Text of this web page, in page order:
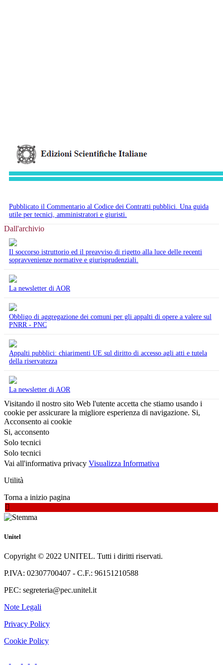
Pubblicato il Commentario al Codice dei Contratti pubblici. Una guida
utile per tecnici, amministratori e giuristi.
Dall'archivio
Il soccorso istruttorio ed il preavviso di rigetto alla luce delle recenti
sopravvenienze normative e giurisprudenziali.
La newsletter di AOR
Obbligo di aggregazione dei comuni per gli appalti di opere a valere sul
PNRR - PNC
Appalti pubblici: chiarimenti UE sul diritto di accesso agli atti e tutela
della riservatezza
La newsletter di AOR
Visitando il nostro sito Web l'utente accetta che stiamo usando i
cookie per assicurare la migliore esperienza di navigazione. Si,
Acconsento ai cookie
Si, acconsento
Solo tecnici
Solo tecnici
Vai all'informativa privacy Visualizza Informativa
Utilità
Torna a inizio pagina
Unitel
Copyright © 2022 UNITEL. Tutti i diritti riservati.
P.IVA: 02307700407 - C.F.: 96151210588
PEC: segreteria@pec.unitel.it
Note Legali
Privacy Policy
Cookie Policy